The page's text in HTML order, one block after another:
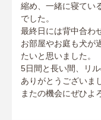
縮め、一緒に寝てい
でした。
最終日には背中合わ
お部屋やお庭も犬が
たいと思いました。
5日間と長い間、リ
ありがとうございま
またの機会にぜひよ